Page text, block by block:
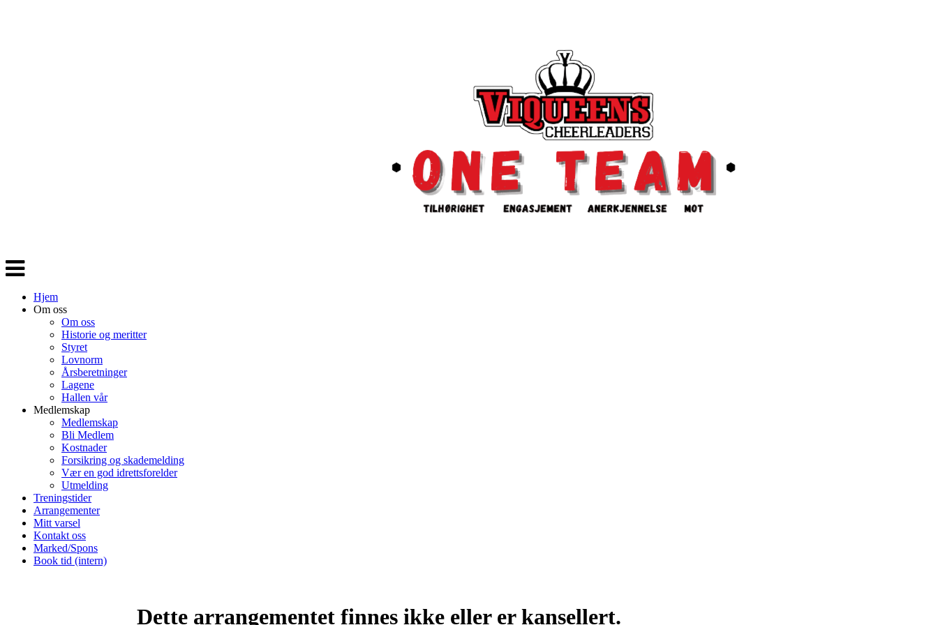
Veksle
navigasjon
Hjem
Om oss
Om oss
Historie og meritter
Styret
Lovnorm
Årsberetninger
Lagene
Hallen vår
Medlemskap
Medlemskap
Bli Medlem
Kostnader
Forsikring og skademelding
Vær en god idrettsforelder
Utmelding
Treningstider
Arrangementer
Mitt varsel
Kontakt oss
Marked/Spons
Book tid (intern)
Dette arrangementet finnes ikke eller er kansellert.